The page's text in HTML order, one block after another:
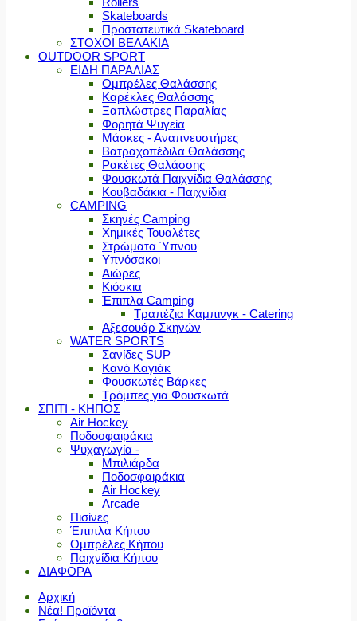
Skateboards
Προστατευτικά Skateboard
ΣΤΟΧΟΙ ΒΕΛΑΚΙΑ
OUTDOOR SPORT
ΕΙΔΗ ΠΑΡΑΛΙΑΣ
Ομπρέλες Θαλάσσης
Καρέκλες Θαλάσσης
Ξαπλώστρες Παραλίας
Φορητά Ψυγεία
Μάσκες - Αναπνευστήρες
Βατραχοπέδιλα Θαλάσσης
Ρακέτες Θαλάσσης
Φουσκωτά Παιχνίδια Θαλάσσης
Κουβαδάκια - Παιχνίδια
CAMPING
Σκηνές Camping
Χημικές Τουαλέτες
Στρώματα Ύπνου
Υπνόσακοι
Αιώρες
Κιόσκια
Έπιπλα Camping
Τραπέζια Καμπινγκ - Catering
Αξεσουάρ Σκηνών
WATER SPORTS
Σανίδες SUP
Κανό Καγιάκ
Φουσκωτές Βάρκες
Τρόμπες για Φουσκωτά
ΣΠΙΤΙ - ΚΗΠΟΣ
Air Hockey
Ποδοσφαιράκια
Ψυχαγωγία -
Μπιλιάρδα
Ποδοσφαιράκια
Air Hockey
Arcade
Πισίνες
Έπιπλα Κήπου
Ομπρέλες Κήπου
Παιχνίδια Κήπου
ΔΙΑΦΟΡΑ
Αρχική
Νέα! Προϊόντα